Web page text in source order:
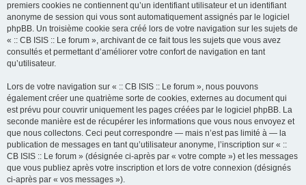
premiers cookies ne contiennent qu’un identifiant utilisateur et un identifiant
anonyme de session qui vous sont automatiquement assignés par le logiciel
phpBB. Un troisième cookie sera créé lors de votre navigation sur les sujets de
« :: CB ISIS :: Le forum », archivant de ce fait tous les sujets que vous avez
consultés et permettant d’améliorer votre confort de navigation en tant
qu’utilisateur.
Lors de votre navigation sur « :: CB ISIS :: Le forum », nous pouvons
également créer une quatrième sorte de cookies, externes au document qui
est prévu pour couvrir uniquement les pages créées par le logiciel phpBB. La
seconde manière est de récupérer les informations que vous nous envoyez et
que nous collectons. Ceci peut correspondre — mais n’est pas limité à — la
publication de messages en tant qu’utilisateur anonyme, l’inscription sur « ::
CB ISIS :: Le forum » (désignée ci-après par « votre compte ») et les messages
que vous publiez après votre inscription et lors de votre connexion (désignés
ci-après par « vos messages »).